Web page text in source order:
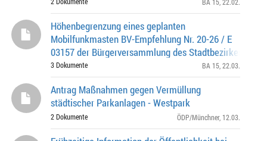
Höhenbegrenzung eines geplanten
Mobilfunkmasten BV-Empfehlung Nr. 20-26 / E
03157 der Bürgerversammlung des Stadtbezirkes 15 -
Trudering-Riem vom 13.11.2025
3 Dokumente BA 15 , 22.03.
Antrag Maßnahmen gegen Vermüllung
städtischer Parkanlagen - Westpark
2 Dokumente ÖDP/Münchner, 12.03.